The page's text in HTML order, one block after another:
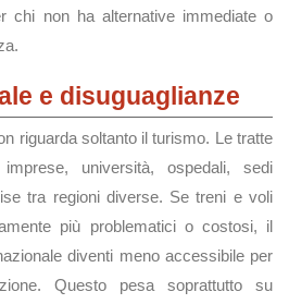
chi non ha alternative immediate o
e disuguaglianze
riguarda soltanto il turismo. Le tratte
università, ospedali, sedi
tra regioni diverse. Se treni e voli
più problematici o costosi, il
diventi meno accessibile per
Questo pesa soprattutto su